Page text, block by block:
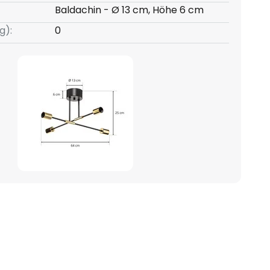
Baldachin - Ø 13 cm, Höhe 6 cm
0